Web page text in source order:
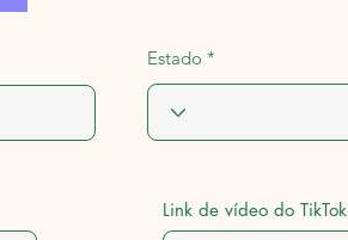
Estado
Link de vídeo do TikTok